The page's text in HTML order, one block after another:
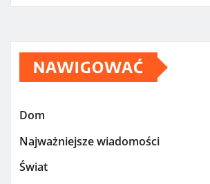
NAWIGOWAĆ
Dom
Najważniejsze wiadomości
Świat